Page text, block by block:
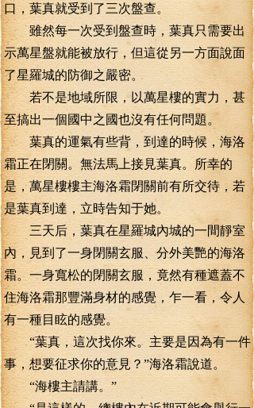
口，葉真就受到了三次盤查。
雖然每一次受到盤查時，葉真只需要出
示萬星盤就能被放行，但這從另一方面說面
了星羅城的防御之嚴密。
若不是地域所限，以萬星樓的實力，甚
至搞出一個國中之國也沒有任何問題。
葉真的運氣有些背，到達的時候，海洛
霜正在閉關。無法馬上接見葉真。所幸的
是，萬星樓樓主海洛霜閉關前有所交待，若
是葉真到達，立時告知于她。
三天后，葉真在星羅城內城的一間靜室
內，見到了一身閉關玄服、分外美艷的海洛
霜。一身寬松的閉關玄服，竟然有種遮蓋不
住海洛霜那豐滿身材的感覺，乍一看，令人
有一種目眩的感覺。
“葉真，這次找你來。主要是因為有一件
事，想要征求你的意見？”海洛霜說道。
“海樓主請講。”